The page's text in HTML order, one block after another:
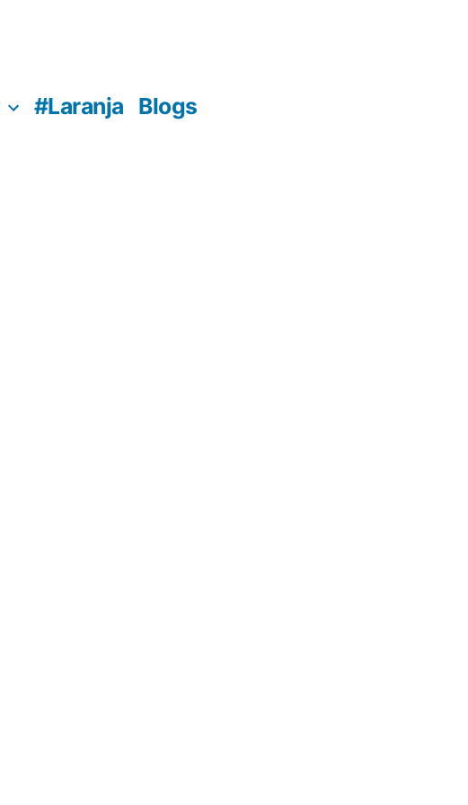
#Laranja Blogs